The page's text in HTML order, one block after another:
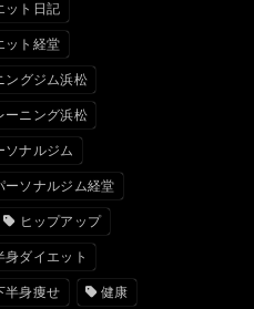
ット日記
ット経堂
ングジム浜松
ーニング浜松
ソナルジム
ーソナルジム経堂
ヒップアップ
身ダイエット
半身痩せ 健康